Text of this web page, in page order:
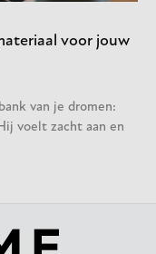
voor jouw
van je dromen:
voelt zacht aan en